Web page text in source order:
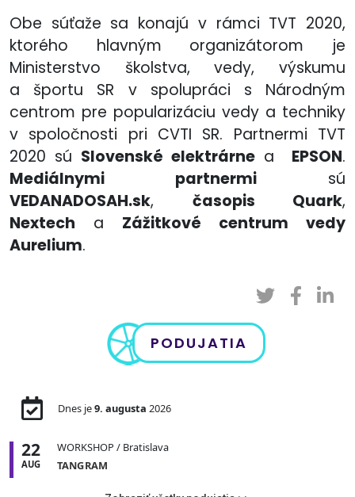
Obe súťaže sa konajú v rámci TVT 2020,
ktorého hlavným organizátorom je
Ministerstvo školstva, vedy, výskumu
a športu SR v spolupráci s Národným
centrom pre popularizáciu vedy a techniky
v spoločnosti pri CVTI SR. Partnermi TVT
2020 sú Slovenské elektrárne a EPSON.
Mediálnymi partnermi sú
VEDANADOSAH.sk, časopis Quark,
Nextech a Zážitkové centrum vedy
Aurelium.
PODUJATIA
Dnes je9. augusta 2026
22
AUG
WORKSHOP / Bratislava
TANGRAM